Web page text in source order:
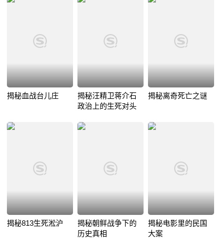
揭秘血战台儿庄
揭秘汪精卫蒋介石
政治上的生死对头
揭秘离奇死亡之谜
揭秘813生死淞沪
揭秘朝鲜战争下的
历史真相
揭秘电影里的民国
大案